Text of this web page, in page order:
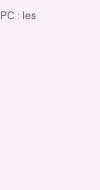
: les